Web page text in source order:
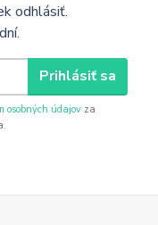
odhlásiť.
Prihlásiť sa
osobných údajov za